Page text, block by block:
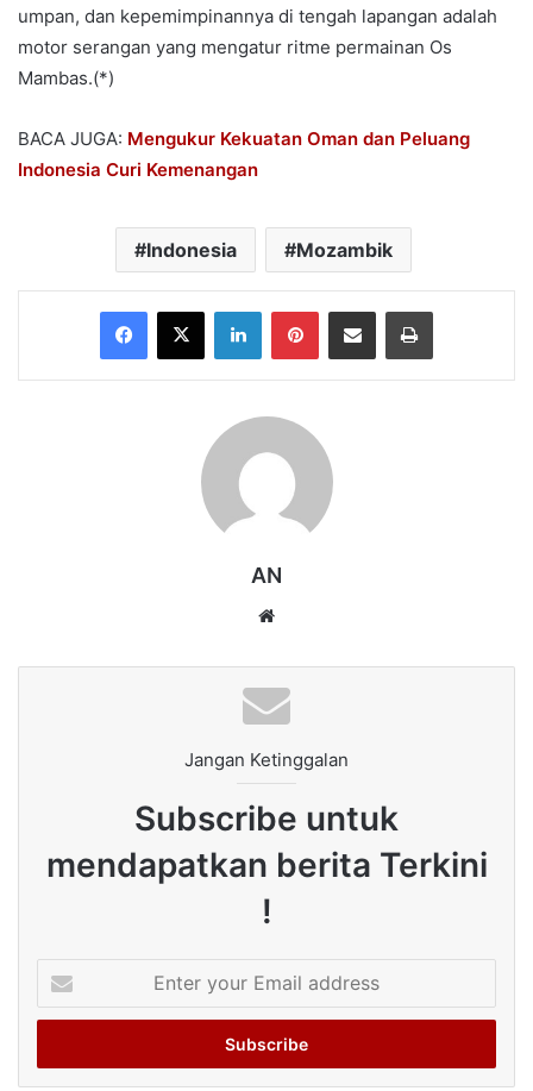
umpan, dan kepemimpinannya di tengah lapangan adalah
motor serangan yang mengatur ritme permainan Os
Mambas.(*)
BACA JUGA: Mengukur Kekuatan Oman dan Peluang
Indonesia Curi Kemenangan
Indonesia Mozambik
Facebook
X LinkedInPinterestShare via Email Print
AN
Jangan Ketinggalan
Subscribe untuk
mendapatkan berita Terkini
!
your
Email